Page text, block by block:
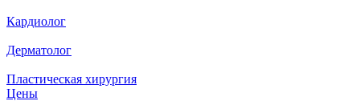
Кардиолог
Дерматолог
Пластическая хирургия
Цены